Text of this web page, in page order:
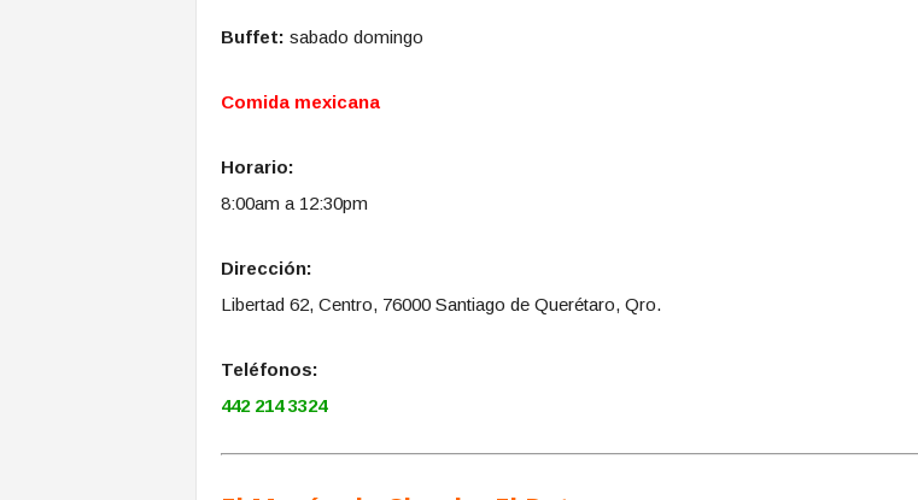
Buffet: sabado domingo
Comida mexicana
Horario:
8:00am a 12:30pm
Dirección:
Libertad 62, Centro, 76000 Santiago de Querétaro, Qro.
Teléfonos:
442 214 3324